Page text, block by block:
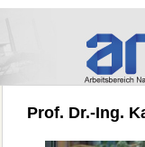
Prof. Dr.-Ing.